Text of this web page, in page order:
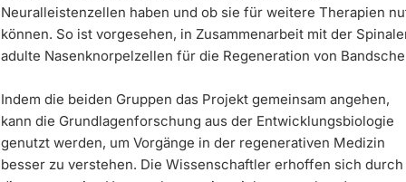
Neuralleistenzellen haben und ob sie für weitere Therapien
können. So ist vorgesehen, in Zusammenarbeit mit der
adulte Nasenknorpelzellen für die Regeneration von
Indem die beiden Gruppen das Projekt gemeinsam angehen,
kann die Grundlagenforschung aus der Entwicklungsbiologie
genutzt werden, um Vorgänge in der regenerativen Medizin
besser zu verstehen. Die Wissenschaftler erhoffen sich durch